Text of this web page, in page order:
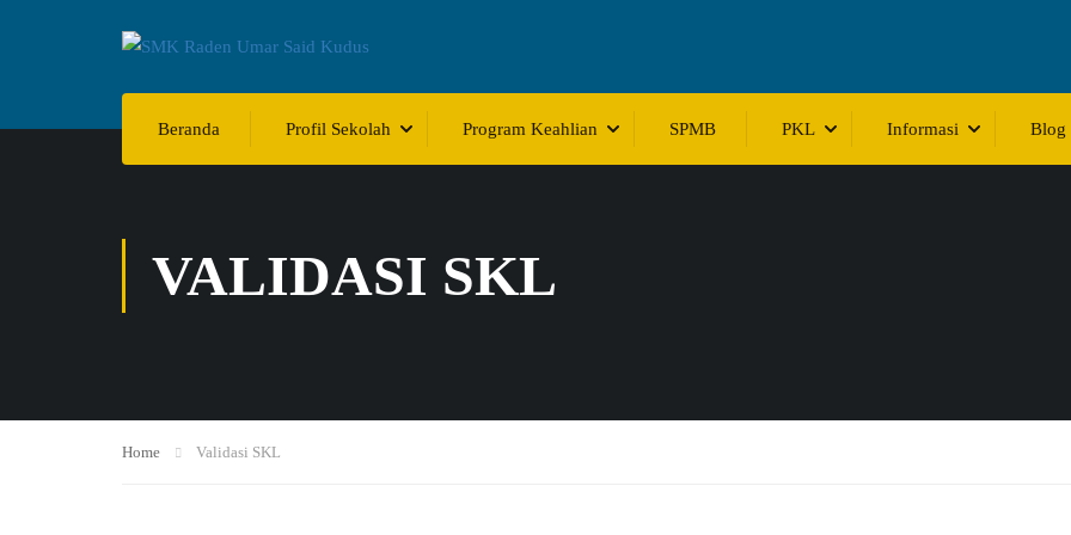
Beranda Profil Sekolah Program Keahlian SPMB PKL Informasi Blog
VALIDASI SKL
Home Validasi SKL